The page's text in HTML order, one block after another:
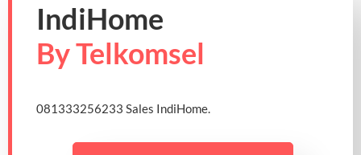
IndiHome
By Telkomsel
081333256233 Sales IndiHome.